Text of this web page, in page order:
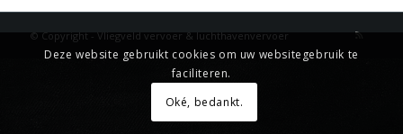
© Copyright - Vliegveld vervoer & luchthavenvervoer
Deze website gebruikt cookies om uw websitegebruik te
faciliteren.
Oké, bedankt.